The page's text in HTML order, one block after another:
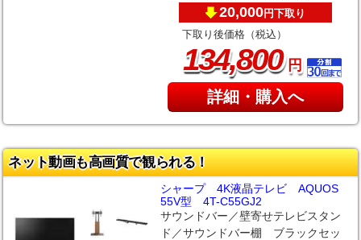
20,000円下取り
下取り後価格（税込）
134,800円
詳細・購入へ
ネット動画も高画質で観られる！
シャープ 4K液晶テレビ AQUOS
55V型 4T-C55GJ2
サウンドバー／壁寄せテレビスタン
ド／サウンドバー棚 ブラックセッ